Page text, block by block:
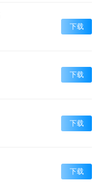
下载
下载
下载
下载